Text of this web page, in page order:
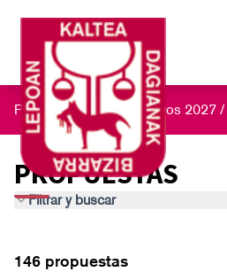
Presupuestos Participativos 2027 /
PROPUESTAS
Filtrar y buscar
146 propuestas